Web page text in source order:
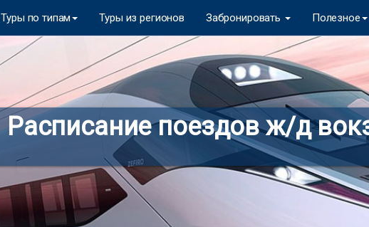
Туры по типам Туры из регионов Забронировать Полезное
Расписание поездов ж/д